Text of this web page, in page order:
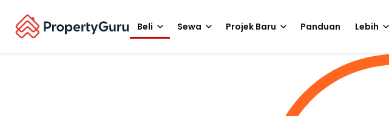
Beli Sewa Projek Baru Panduan Lebih